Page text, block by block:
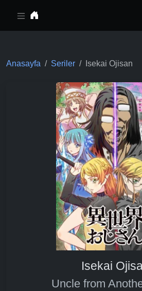
Anasayfa Seriler Isekai Ojisan
Isekai
Uncle from